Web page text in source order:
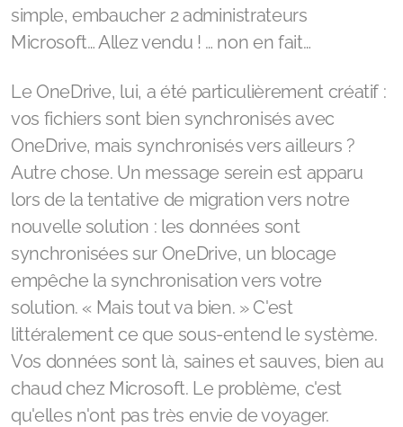
simple, embaucher 2 administrateurs
Microsoft… Allez vendu ! … non en fait…
Le OneDrive, lui, a été particulièrement créatif :
vos fichiers sont bien synchronisés avec
OneDrive, mais synchronisés vers ailleurs ?
Autre chose. Un message serein est apparu
lors de la tentative de migration vers notre
nouvelle solution : les données sont
synchronisées sur OneDrive, un blocage
empêche la synchronisation vers votre
solution. « Mais tout va bien. » C'est
littéralement ce que sous-entend le système.
Vos données sont là, saines et sauves, bien au
chaud chez Microsoft. Le problème, c'est
qu'elles n'ont pas très envie de voyager.